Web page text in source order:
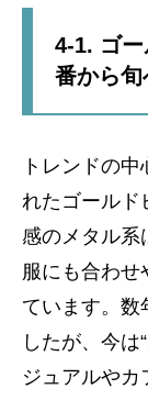
4-1. ゴ
番から旬
トレンドの
れたゴールド
感のメタル系
服にも合わ
ています。数
したが、今は
ジュアルやカ